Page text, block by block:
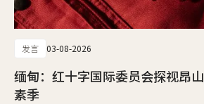
发言 03-08-2026
缅甸：红十字国际委员会探视昂山
素季